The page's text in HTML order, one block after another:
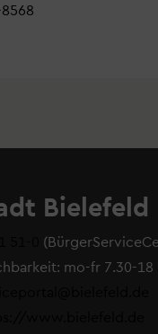
Bielefeld
mo-fr 7.30-18